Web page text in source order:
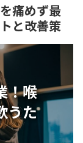
痛めず最
と改善策
！喉
うた